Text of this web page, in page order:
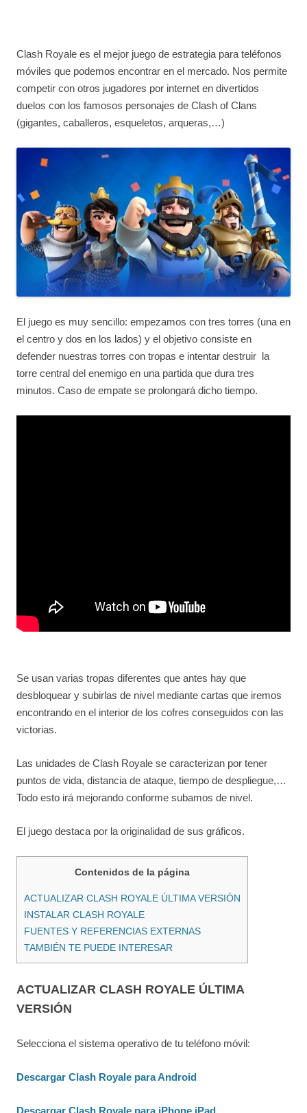
Clash Royale es el mejor juego de estrategia para teléfonos
móviles que podemos encontrar en el mercado. Nos permite
competir con otros jugadores por internet en divertidos
duelos con los famosos personajes de Clash of Clans
(gigantes, caballeros, esqueletos, arqueras,…)
El juego es muy sencillo: empezamos con tres torres (una en
el centro y dos en los lados) y el objetivo consiste en
defender nuestras torres con tropas e intentar destruir la
torre central del enemigo en una partida que dura tres
minutos. Caso de empate se prolongará dicho tiempo.
Se usan varias tropas diferentes que antes hay que
desbloquear y subirlas de nivel mediante cartas que iremos
encontrando en el interior de los cofres conseguidos con las
victorias.
Las unidades de Clash Royale se caracterizan por tener
puntos de vida, distancia de ataque, tiempo de despliegue,…
Todo esto irá mejorando conforme subamos de nivel.
El juego destaca por la originalidad de sus gráficos.
Contenidos de la página
ACTUALIZAR CLASH ROYALE ÚLTIMA VERSIÓN
INSTALAR CLASH ROYALE
FUENTES Y REFERENCIAS EXTERNAS
TAMBIÉN TE PUEDE INTERESAR
ACTUALIZAR CLASH ROYALE ÚLTIMA
VERSIÓN
Selecciona el sistema operativo de tu teléfono móvil:
Descargar Clash Royale para Android
Descargar Clash Royale para iPhone iPad